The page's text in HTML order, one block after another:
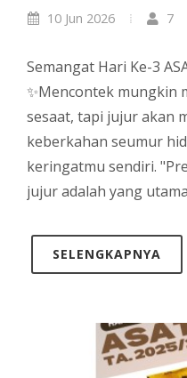
10 Jun 2026 7
Semangat Hari Ke-3
✨Mencontek mungkin
sesaat, tapi jujur akan
keberkahan seumur
keringatmu sendiri.
jujur adalah yang
SELENGKAPNYA